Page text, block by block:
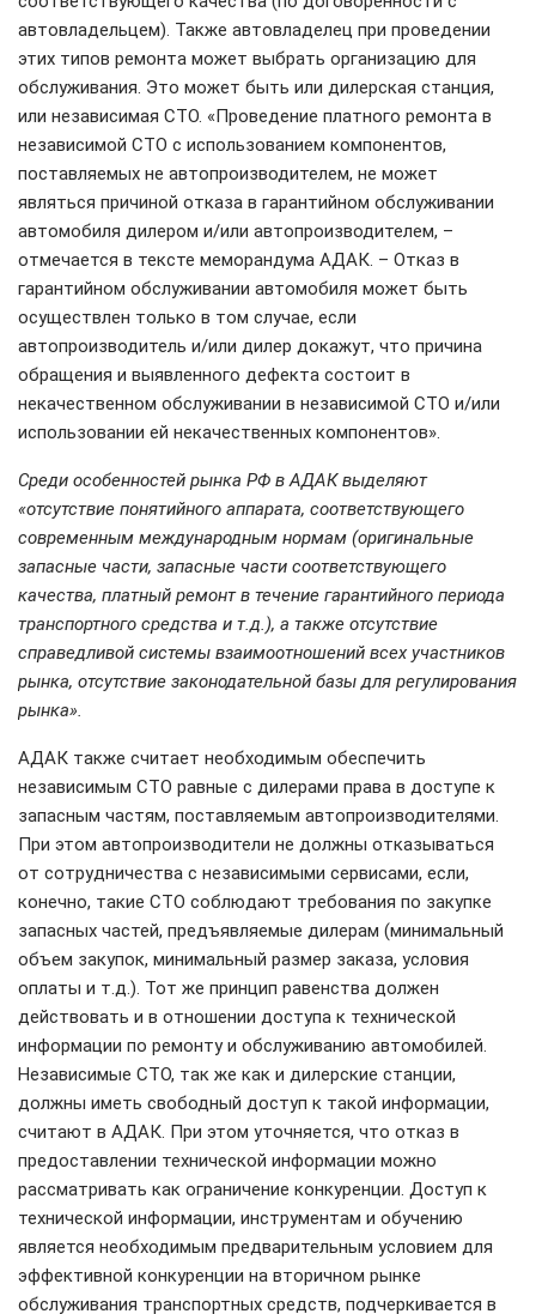
автовладельцем). Также автовладелец при проведении
этих типов ремонта может выбрать организацию для
обслуживания. Это может быть или дилерская станция,
или независимая СТО. «Проведение платного ремонта в
независимой СТО с использованием компонентов,
поставляемых не автопроизводителем, не может
являться причиной отказа в гарантийном обслуживании
автомобиля дилером и/или автопроизводителем, –
отмечается в тексте меморандума АДАК. – Отказ в
гарантийном обслуживании автомобиля может быть
осуществлен только в том случае, если
автопроизводитель и/или дилер докажут, что причина
обращения и выявленного дефекта состоит в
некачественном обслуживании в независимой СТО и/или
использовании ей некачественных компонентов».
Среди особенностей рынка РФ в АДАК выделяют
«отсутствие понятийного аппарата, соответствующего
современным международным нормам (оригинальные
запасные части, запасные части соответствующего
качества, платный ремонт в течение гарантийного периода
транспортного средства и т.д.), а также отсутствие
справедливой системы взаимоотношений всех участников
рынка, отсутствие законодательной базы для регулирования
рынка».
АДАК также считает необходимым обеспечить
независимым СТО равные с дилерами права в доступе к
запасным частям, поставляемым автопроизводителями.
При этом автопроизводители не должны отказываться
от сотрудничества с независимыми сервисами, если,
конечно, такие СТО соблюдают требования по закупке
запасных частей, предъявляемые дилерам (минимальный
объем закупок, минимальный размер заказа, условия
оплаты и т.д.). Тот же принцип равенства должен
действовать и в отношении доступа к технической
информации по ремонту и обслуживанию автомобилей.
Независимые СТО, так же как и дилерские станции,
должны иметь свободный доступ к такой информации,
считают в АДАК. При этом уточняется, что отказ в
предоставлении технической информации можно
рассматривать как ограничение конкуренции. Доступ к
технической информации, инструментам и обучению
является необходимым предварительным условием для
эффективной конкуренции на вторичном рынке
обслуживания транспортных средств, подчеркивается в